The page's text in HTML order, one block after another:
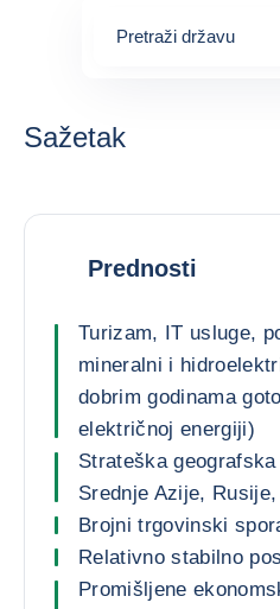
Pretraži državu
Sažetak
Prednosti
Turizam, IT usluge,
mineralni i
dobrim godinama
električnoj energiji)
Strateška
Srednje Azije,
Brojni trgovinski
Relativno stabilno
Promišljene